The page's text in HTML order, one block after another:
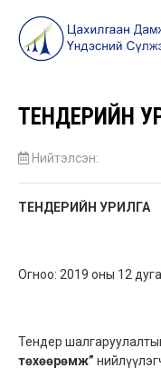
ТЕНДЕРИЙН
Нийтэлсэн:
ТЕНДЕРИЙН УРИЛГА
Огноо: 2019 оны 12
Тендер
төхөөрөмж”